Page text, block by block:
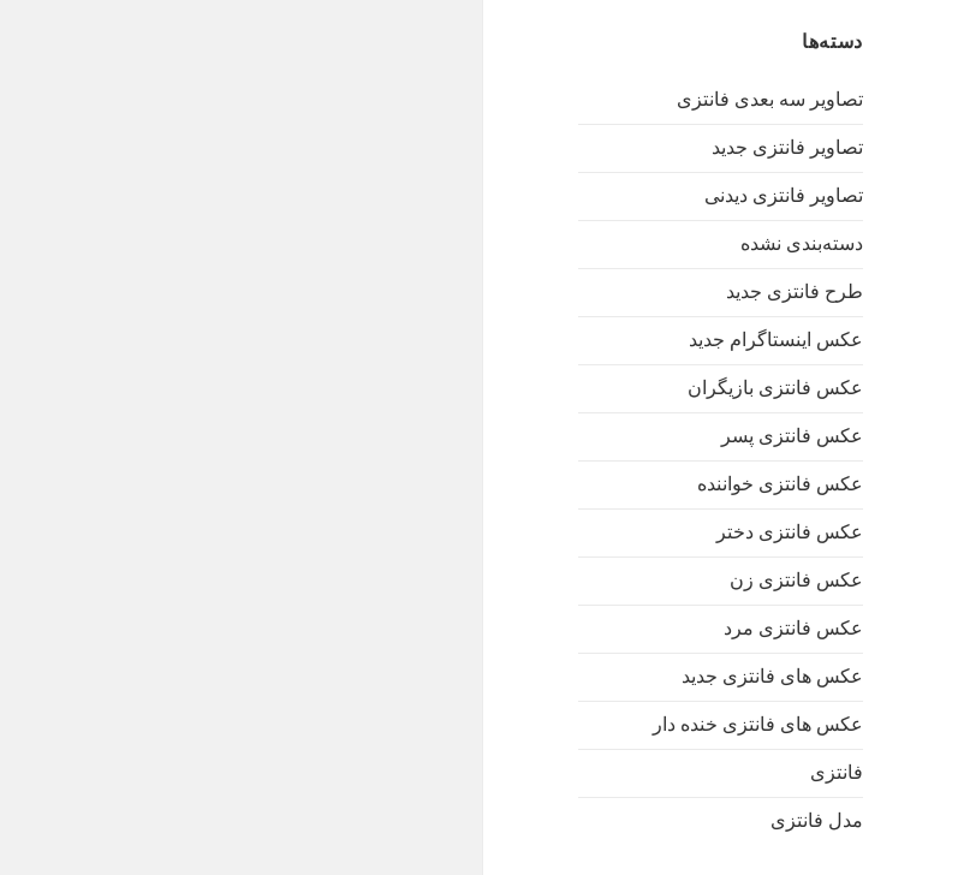
دسته‌ها
تصاویر سه بعدی فانتزی
تصاویر فانتزی جدید
تصاویر فانتزی دیدنی
دسته‌بندی نشده
طرح فانتزی جدید
عکس اینستاگرام جدید
عکس فانتزی بازیگران
عکس فانتزی پسر
عکس فانتزی خواننده
عکس فانتزی دختر
عکس فانتزی زن
عکس فانتزی مرد
عکس های فانتزی جدید
عکس های فانتزی خنده دار
فانتزی
مدل فانتزی